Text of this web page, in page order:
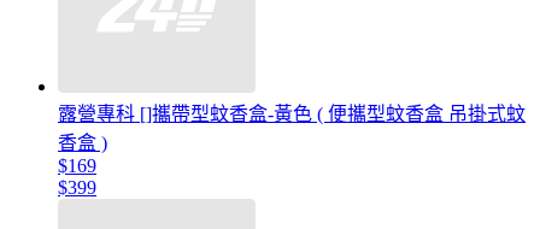
露營專科 []攜帶型蚊香盒-黃色 ( 便攜型蚊香盒 吊掛式蚊
香盒 )
$169
$399